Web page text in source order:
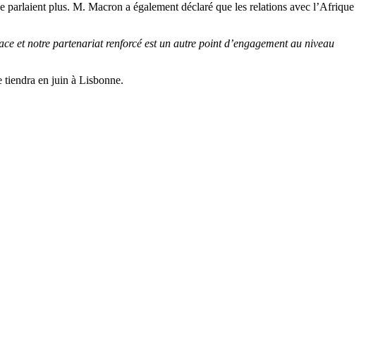
parlaient plus. M. Macron a également déclaré que les relations avec l’Afrique
et notre partenariat renforcé est un autre point d’engagement au niveau
tiendra en juin à Lisbonne.